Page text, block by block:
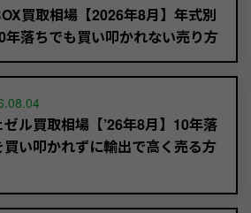
買取相場【2026年8月】年式別
年落ちでも買い叩かれない売り方
ゼル買取相場【’26年8月】10年落
買い叩かれずに輸出で高く売る方